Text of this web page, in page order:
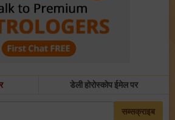
डेली होरोस्कोप ईमेल पर
सब्सक्राइब